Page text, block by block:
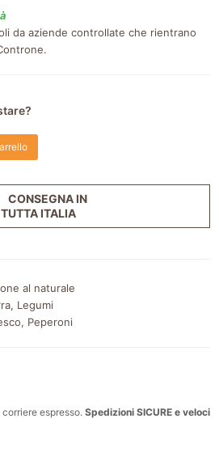
da aziende controllate che rientrano
CONSEGNA IN
TUTTA ITALIA
al naturale
, Legumi
, Peperoni
espresso. Spedizioni SICURE e veloci